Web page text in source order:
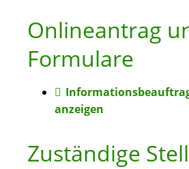
Onlineantrag
Formulare
anzeigen
Zuständige